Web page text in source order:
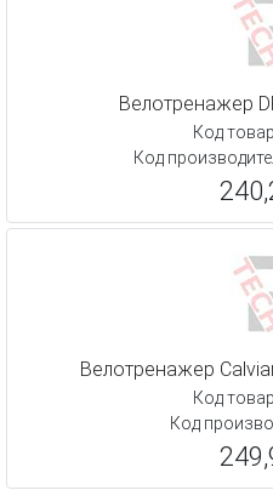
Велотренажер
Код
Код
Велотренажер
Код
Код